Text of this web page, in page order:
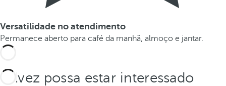
Versatilidade no atendimento
Permanece aberto para café da manhã, almoço e jantar.
Talvez possa estar interessado